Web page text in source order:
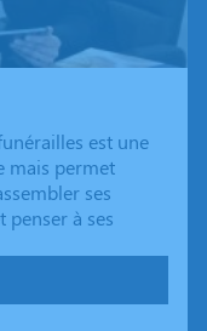
est une
mais permet
ses
penser à ses